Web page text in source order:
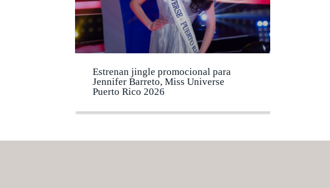
Estrenan jingle promocional para
Jennifer Barreto, Miss Universe
Puerto Rico 2026